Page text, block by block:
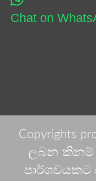
Chat on
Copyrights
ලබන කිනම්